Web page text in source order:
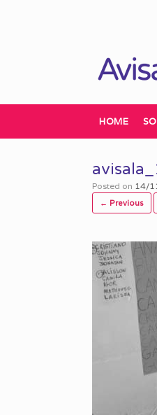
HOME
Posted on 14/
← Previous